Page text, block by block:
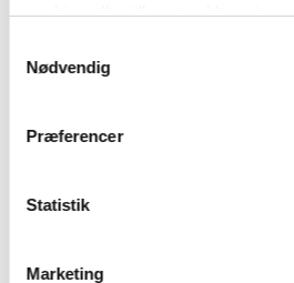
cookies eller tilbagetrækker et
Nødvendig
Præferencer
Statistik
Marketing